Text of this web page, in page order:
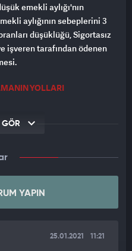
emekli aylığı'nın
aylığının sebeplerini 3
düşüklüğü, Sigortasız
işveren tarafından ödenen
YOLLARI
Borçlanma yaparken
bir süreyi borçlanma
Bütçeniz
kapsamda borçlanma
kadar artış oluyor.
GÖR
YAPIN
25.01.2021 11:21